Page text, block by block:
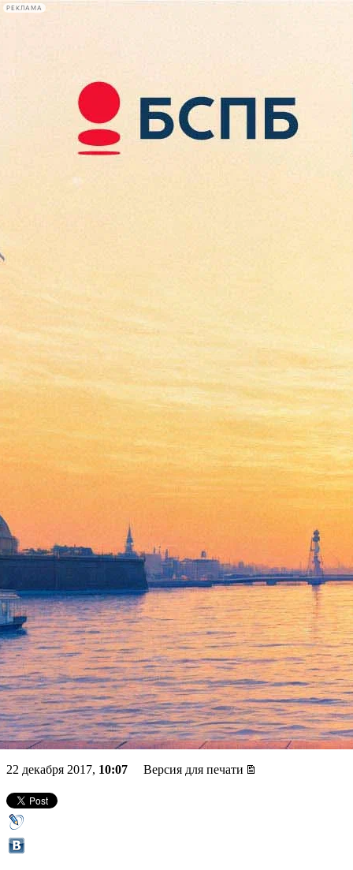
РЕКЛАМА
Сегодня:
2026.08.09
14:14
Афиша Plus
Куда пойти 22-24 декабря:
Деды Морозы, ледовые
скульптуры и
Рождественская ярмарка
22 декабря 2017, 10:07 Версия для печати